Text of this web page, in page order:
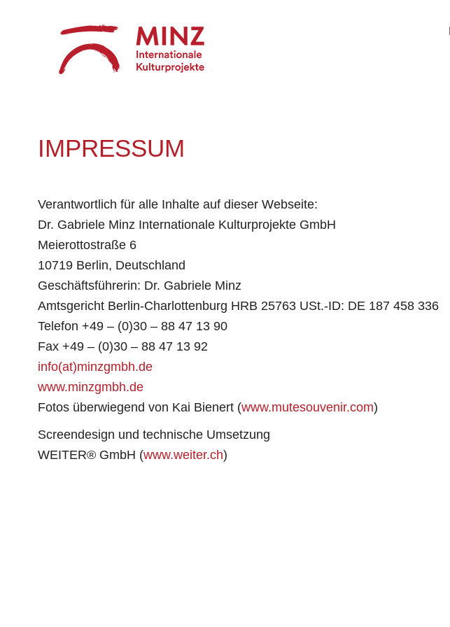
IMPRESSUM
Verantwortlich für alle Inhalte auf dieser Webseite:
Dr. Gabriele Minz Internationale Kulturprojekte GmbH
Meierottostraße 6
10719 Berlin, Deutschland
Geschäftsführerin: Dr. Gabriele Minz
Amtsgericht Berlin-Charlottenburg HRB 25763 USt.-ID: DE 187 458 336
Telefon +49 – (0)30 – 88 47 13 90
Fax +49 – (0)30 – 88 47 13 92
info(at)minzgmbh.de
www.minzgmbh.de
Fotos überwiegend von Kai Bienert (www.mutesouvenir.com)
Screendesign und technische Umsetzung
WEITER® GmbH (www.weiter.ch)